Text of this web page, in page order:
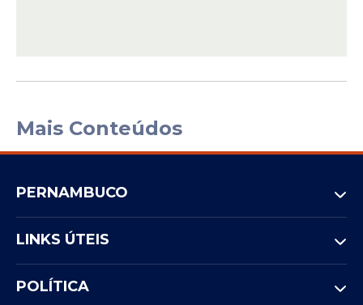
Mais Conteúdos
PERNAMBUCO
LINKS ÚTEIS
POLÍTICA